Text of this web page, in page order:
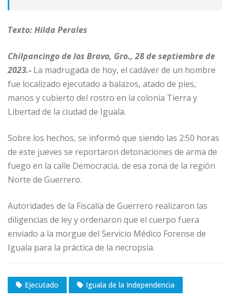
Texto: Hilda Perales
Chilpancingo de los Bravo, Gro., 28 de septiembre de
2023.- La madrugada de hoy, el cadáver de un hombre
fue localizado ejecutado a balazos, atado de pies,
manos y cubierto del rostro en la colonia Tierra y
Libertad de la ciudad de Iguala.
Sobre los hechos, se informó que siendo las 2:50 horas
de este jueves se reportaron detonaciones de arma de
fuego en la calle Democracia, de esa zona de la región
Norte de Guerrero.
Autoridades de la Fiscalía de Guerrero realizaron las
diligencias de ley y ordenaron que el cuerpo fuera
enviado a la morgue del Servicio Médico Forense de
Iguala para la práctica de la necropsia.
Ejecutado Iguala de la Independencia